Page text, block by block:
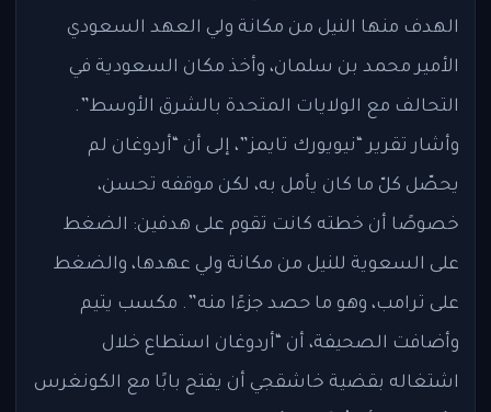
الهدف منها النيل من مكانة ولي العهد السعودي
الأمير محمد بن سلمان، وأخذ مكان السعودية في
التحالف مع الولايات المتحدة بالشرق الأوسط”.
وأشار تقرير “نيويورك تايمز”، إلى أن “أردوغان لم
يحصّل كلّ ما كان يأمل به، لكن موقفه تحسن،
خصوصًا أن خطته كانت تقوم على هدفين: الضغط
على السعوية للنيل من مكانة ولي عهدها، والضغط
على ترامب، وهو ما حصد جزءًا منه”. مكسب يتيم
وأضافت الصحيفة، أن “أردوغان استطاع خلال
اشتغاله بقضية خاشقجي أن يفتح بابًا مع الكونغرس